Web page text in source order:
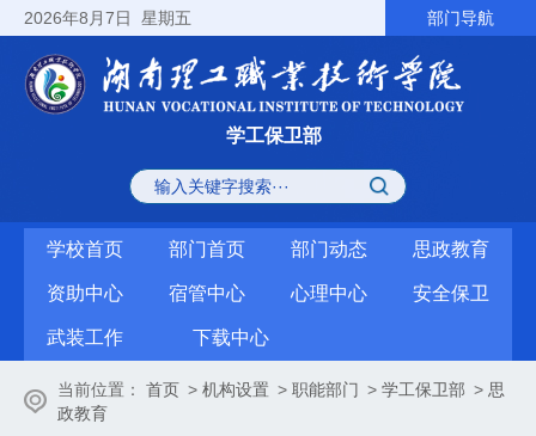
2026年8月7日 星期五 部门导航
学工保卫部
学校首页 部门首页 部门动态 思政教育
资助中心 宿管中心 心理中心 安全保卫
武装工作 下载中心
当前位置： 首页 > 机构设置 > 职能部门 > 学工保卫部 > 思
政教育